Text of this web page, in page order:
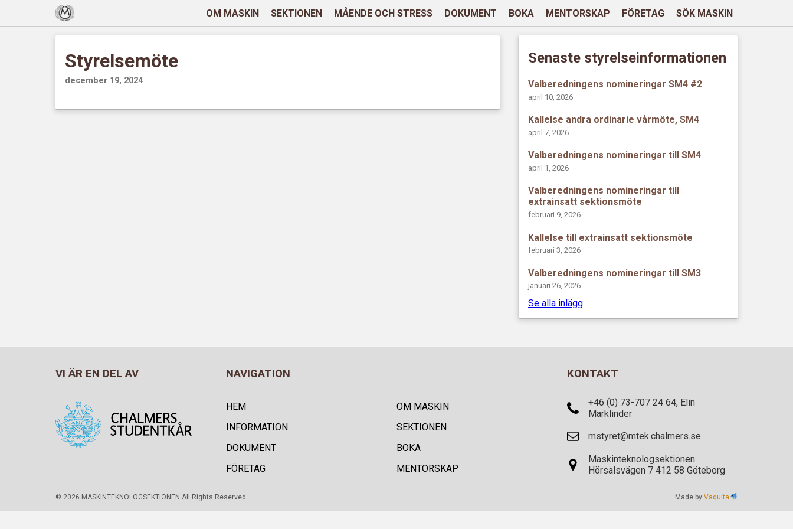
OM MASKIN SEKTIONEN MÅENDE OCH STRESS DOKUMENT BOKA MENTORSKAP FÖRETAG SÖK MASKIN
Styrelsemöte
december 19, 2024
Senaste styrelseinformationen
Valberedningens nomineringar SM4 #2
april 10, 2026
Kallelse andra ordinarie vårmöte, SM4
april 7, 2026
Valberedningens nomineringar till SM4
april 1, 2026
Valberedningens nomineringar till
extrainsatt sektionsmöte
februari 9, 2026
Kallelse till extrainsatt sektionsmöte
februari 3, 2026
Valberedningens nomineringar till SM3
januari 26, 2026
Se alla inlägg
VI ÄR EN DEL AV NAVIGATION
HEM
OM MASKIN
INFORMATION
SEKTIONEN
DOKUMENT
BOKA
FÖRETAG
MENTORSKAP
KONTAKT
+46 (0) 73-707 24 64, Elin
Marklinder
mstyret@mtek.chalmers.se
Maskinteknologsektionen
Hörsalsvägen 7 412 58 Göteborg
© 2026 MASKINTEKNOLOGSEKTIONEN All Rights Reserved Made byVaquita